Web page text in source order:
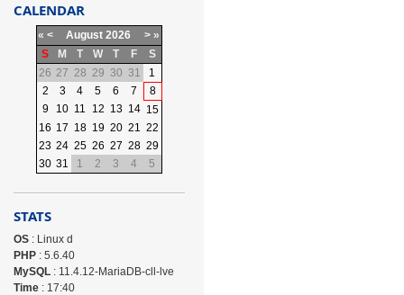
CALENDAR
« < August 2026 > »
S
M T W T F
S
26 27 28 29 30 31
1
2
3 4 5 6 7
8
9
10 11 12 13 14 15
16 17 18 19 20 21 22
23 24 25 26 27 28 29
30 31 1 2 3 4 5
STATS
OS: Linux d
PHP: 5.6.40
MySQL: 11.4.12-MariaDB-cll-lve
Time: 17:40